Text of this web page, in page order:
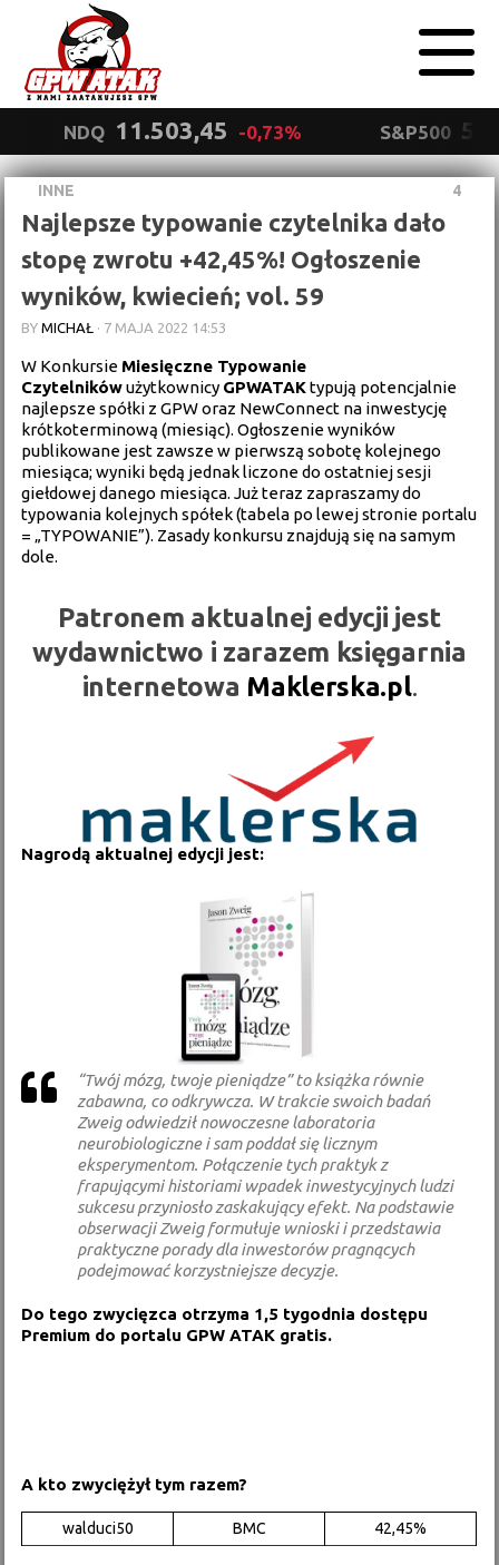
NDQ 11.503,45 -0,73% S&P500
INNE 4
Najlepsze typowanie czytelnika dało
stopę zwrotu +42,45%! Ogłoszenie
wyników, kwiecień; vol. 59
BYMICHAŁ · 7 MAJA 2022 14:53
W Konkursie Miesięczne Typowanie
Czytelnikówużytkownicy GPWATAKtypują potencjalnie
najlepsze spółki z GPW oraz NewConnect na inwestycję
krótkoterminową (miesiąc). Ogłoszenie wyników
publikowane jest zawsze w pierwszą sobotę kolejnego
miesiąca; wyniki będą jednak liczone do ostatniej sesji
giełdowej danego miesiąca. Już teraz zapraszamy do
typowania kolejnych spółek (tabela po lewej stronie portalu
= „TYPOWANIE”). Zasady konkursu znajdują się na samym
dole.
Patronem aktualnej edycji jest
wydawnictwo i zarazem księgarnia
internetowa Maklerska.pl.
Nagrodą aktualnej edycji jest:
“Twój mózg, twoje pieniądze” to książka równie
zabawna, co odkrywcza. W trakcie swoich badań
Zweig odwiedził nowoczesne laboratoria
neurobiologiczne i sam poddał się licznym
eksperymentom. Połączenie tych praktyk z
frapującymi historiami wpadek inwestycyjnych ludzi
sukcesu przyniosło zaskakujący efekt. Na podstawie
obserwacji Zweig formułuje wnioski i przedstawia
praktyczne porady dla inwestorów pragnących
podejmować korzystniejsze decyzje.
Do tego zwycięzca otrzyma 1,5 tygodnia dostępu
Premium do portalu GPW ATAK gratis.
A kto zwyciężył tym razem?
walduci50 BMC 42,45%
prywatności
Wyrażam zgodę.